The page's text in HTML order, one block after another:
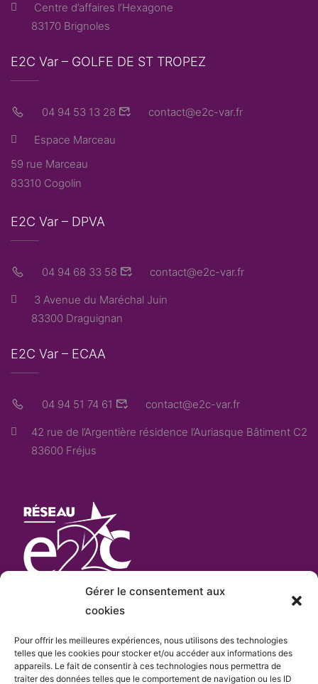
Gérer le consentement aux
cookies
Pour offrir les meilleures expériences, nous utilisons des technologies
telles que les cookies pour stocker et/ou accéder aux informations des
appareils. Le fait de consentir à ces technologies nous permettra de
traiter des données telles que le comportement de navigation ou les ID
Centre d’affaires l’Hexagone
83170 Brignoles
E2C Var – GOLFE DE ST TROPEZ
04 94 53 13 28 contact@e2c-var.fr
Espace Marceau
59 rue Marceau
83310 Cogolin
E2C Var – DPVA
04 94 68 33 58 contact@e2c-var.fr
3 Avenue du Maréchal Juin
83300 Draguignan
E2C Var – ECAA
04 94 51 74 61 contact@e2c-var.fr
42 rue de l’Argentière résidence l’Auriasque Bâtiment C2
83600 Fréjus
L’E2C Varest «membre actif» duréseau Français
des Écoles de la 2eChancequi comprend plus de